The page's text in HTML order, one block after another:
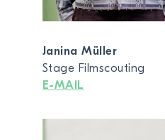
Janina Müller
Stage Filmscouting
E-MAIL